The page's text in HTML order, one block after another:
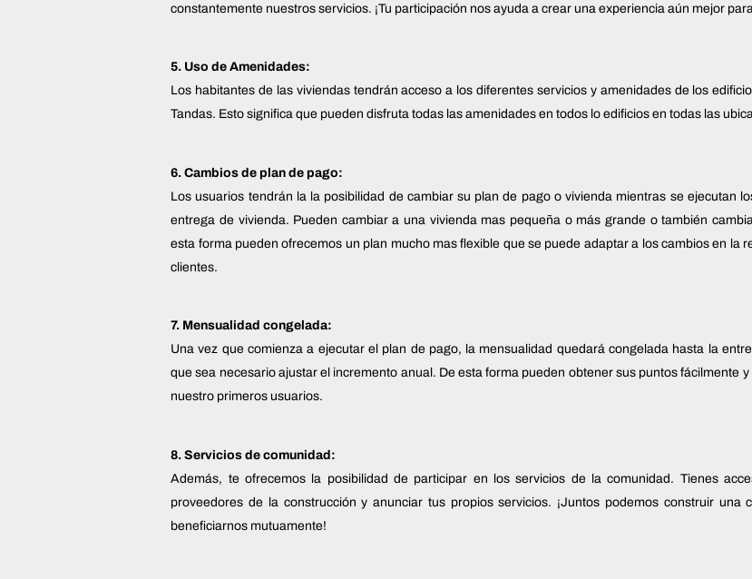
constantemente nuestros servicios. ¡Tu participación nos ayuda a crear una experiencia aún mejor
5. Uso de Amenidades:
Los habitantes de las viviendas tendrán acceso a los diferentes servicios y amenidades de los
Tandas. Esto significa que pueden disfruta todas las amenidades en todos lo edificios en todas las
6. Cambios de plan de pago:
Los usuarios tendrán la la posibilidad de cambiar su plan de pago o vivienda mientras se ejecutan
entrega de vivienda. Pueden cambiar a una vivienda mas pequeña o más grande o también
esta forma pueden ofrecemos un plan mucho mas flexible que se puede adaptar a los cambios en la
clientes.
7. Mensualidad congelada:
Una vez que comienza a ejecutar el plan de pago, la mensualidad quedará congelada hasta la
que sea necesario ajustar el incremento anual. De esta forma pueden obtener sus puntos fácilmente
nuestro primeros usuarios.
8. Servicios de comunidad:
Además, te ofrecemos la posibilidad de participar en los servicios de la comunidad. Tienes
proveedores de la construcción y anunciar tus propios servicios. ¡Juntos podemos construir una
beneficiarnos mutuamente!